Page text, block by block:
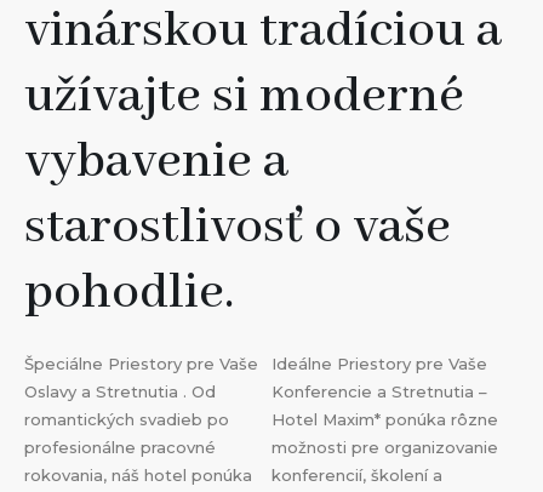
vinárskou tradíciou a
užívajte si moderné
vybavenie a
starostlivosť o vaše
pohodlie.
Špeciálne Priestory pre Vaše
Oslavy a Stretnutia . Od
romantických svadieb po
profesionálne pracovné
rokovania, náš hotel ponúka
Ideálne Priestory pre Vaše
Konferencie a Stretnutia –
Hotel Maxim* ponúka rôzne
možnosti pre organizovanie
konferencií, školení a